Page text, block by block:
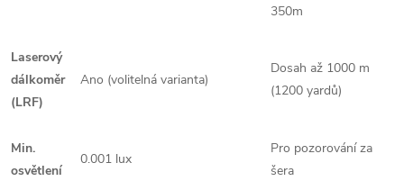
350m
Laserový
dálkoměr
(LRF)
Ano (volitelná varianta)
Dosah až 1000 m
(1200 yardů)
Min.
osvětlení
0.001 lux
Pro pozorování za
šera